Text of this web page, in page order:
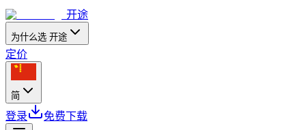
开途
为什么选 开途
定价
简
登录 免费下载